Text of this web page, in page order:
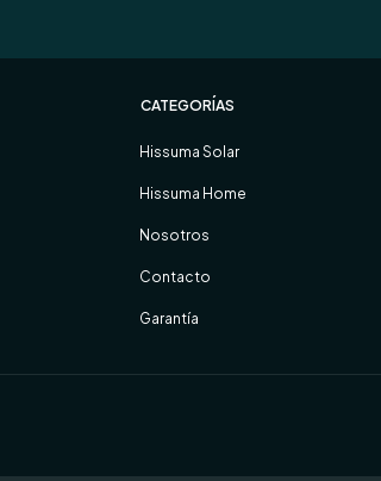
CATEGORÍAS
Hissuma Solar
Hissuma Home
Nosotros
Contacto
Garantía